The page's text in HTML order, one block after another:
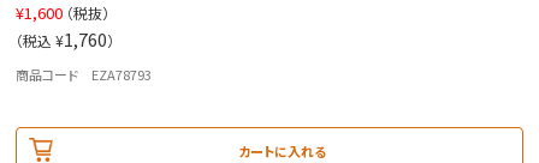
¥1,600 （税抜）
（税込 ¥1,760）
商品コード EZA78793
カートに入れる